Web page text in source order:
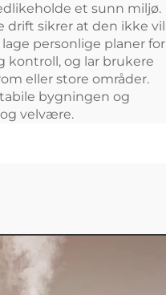
et sunn miljø.
drift sikrer at den ikke vil
personlige planer for
kontroll, og lar brukere
eller store områder.
bygningen og
velvære.